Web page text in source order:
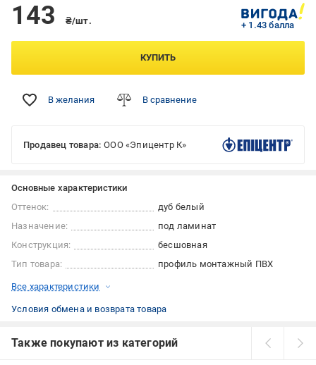
143 ₴/шт. + 1.43 балла
КУПИТЬ
В желания В сравнение
Продавец товара: ООО «Эпицентр К»
Основные характеристики
Оттенок:
дуб белый
Назначение:
под ламинат
Конструкция:
бесшовная
Тип товара:
профиль монтажный ПВХ
Все характеристики
Условия обмена и возврата товара
Также покупают из категорий